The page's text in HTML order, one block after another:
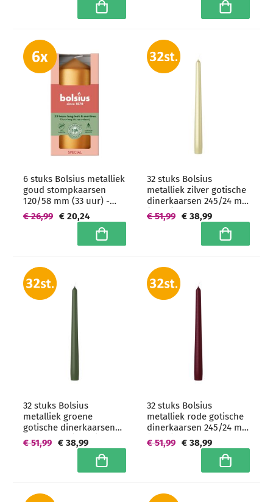
In winkelwagen In
6 stuks Bolsius metalliek
goud stompkaarsen
120/58 mm (33 uur) -
grootverpakking
€ 20,24
€ 26,99
In winkelwagen
32 stuks Bolsius
metalliek zilver gotische
dinerkaarsen 245/24 mm
(7 uur) -
grootverpakking
€ 38,99
€ 51,99
In
32 stuks Bolsius
metalliek groene
gotische dinerkaarsen
245/24 mm (7 uur) -
grootverpakking
€ 38,99
€ 51,99
In winkelwagen
32 stuks Bolsius
metalliek rode gotische
dinerkaarsen 245/24 mm
(7 uur) -
grootverpakking
€ 38,99
€ 51,99
In